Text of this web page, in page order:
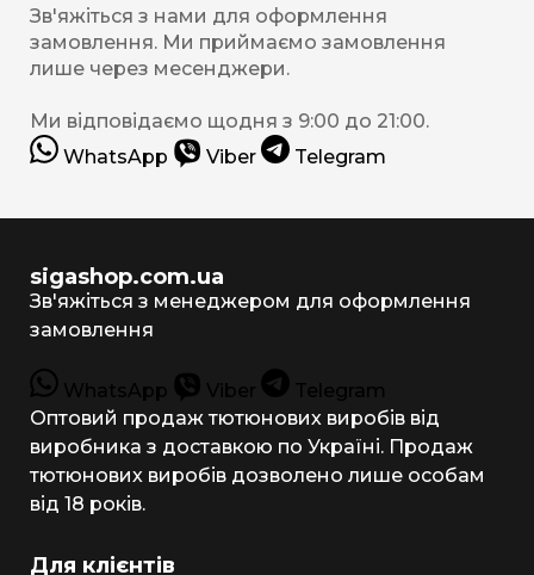
Зв'яжіться з нами для оформлення
замовлення. Ми приймаємо замовлення
лише через месенджери.
Ми відповідаємо щодня з 9:00 до 21:00.
WhatsApp
Viber Telegram
sigashop.com.ua
Зв'яжіться з менеджером для оформлення
замовлення
WhatsApp Viber
Telegram
Оптовий продаж тютюнових виробів від
виробника з доставкою по Україні. Продаж
тютюнових виробів дозволено лише особам
від 18 років.
Для клієнтів